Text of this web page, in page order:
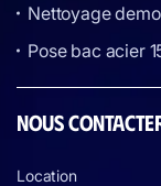
Nettoyage
Pose bac acier
NOUS
Location